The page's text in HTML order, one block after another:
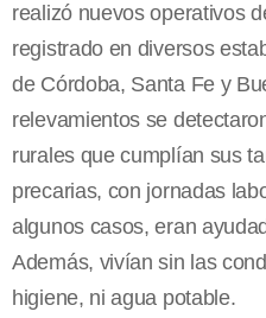
realizó nuevos operativos
registrado en diversos
de Córdoba, Santa Fe y
relevamientos se
rurales que cumplían sus
precarias, con jornadas
algunos casos, eran
Además, vivían sin las
higiene, ni agua potable.